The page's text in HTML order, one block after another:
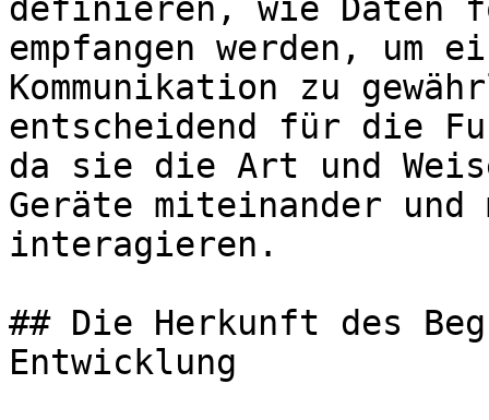
definieren, wie Daten
empfangen werden, um
Kommunikation zu
entscheidend für die
da sie die Art und
Geräte miteinander und
interagieren.
## Die Herkunft des
Entwicklung